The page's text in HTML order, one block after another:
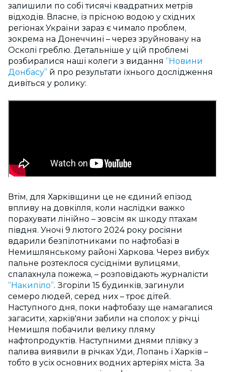
залишили по собі тисячі квадратних метрів
відходів. Власне, із прісною водою у східних
регіонах України зараз є чимало проблем,
зокрема на Донеччині – через зруйновану на
Осколі греблю. Детальніше у цій проблемі
розбиралися наші колеги з видання “Новини
Донбасу” й про результати їхнього дослідження
дивіться у ролику:
Втім, для Харківщини це не єдиний епізод
впливу на довкілля, коли наслідки важко
порахувати лінійно – зовсім як шкоду птахам
півдня. Уночі 9 лютого 2024 року росіяни
вдарили безпілотниками по нафтобазі в
Немишлянському районі Харкова. Через вибух
пальне розтеклося сусідніми вулицями,
спалахнула пожежа, – розповідають журналісти
“Накипіло”. Згоріли 15 будинків, загинули
семеро людей, серед них – троє дітей.
Наступного дня, поки нафтобазу ще намагалися
загасити, харків'яни забили на сполох: у річці
Немишля побачили велику пляму
нафтопродуктів. Наступними днями плівку з
палива виявили в річках Уди, Лопань і Харків –
тобто в усіх основних водних артеріях міста. За